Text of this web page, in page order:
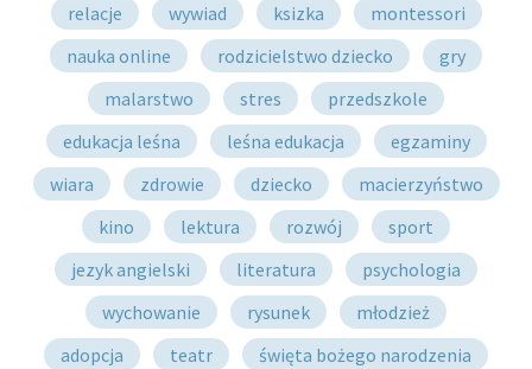
relacje
wywiad ksizka
montessori
nauka online
rodzicielstwo dziecko
gry
malarstwo
stres
przedszkole
edukacja leśna
leśna edukacja
egzaminy
wiara
zdrowie dziecko
macierzyństwo
kino
lektura rozwój
sport
jezyk angielski
literatura
psychologia
wychowanie
rysunek
młodzież
adopcja
teatr
święta bożego narodzenia